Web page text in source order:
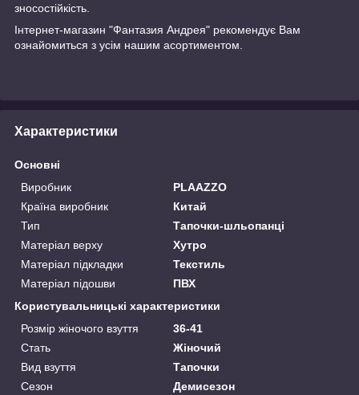
зносостійкість.
Інтернет-магазин "Фантазия Андрея" рекомендує Вам
ознайомиться з усім нашим асортиментом.
Характеристики
Основні
Виробник
PLAAZZO
Країна виробник
Китай
Тип
Тапочки-шльопанці
Матеріал верху
Хутро
Матеріал підкладки
Текстиль
Матеріал підошви
ПВХ
Користувальницькі характеристики
Розмір жіночого взуття
36-41
Стать
Жіночий
Вид взуття
Тапочки
Сезон
Демисезон